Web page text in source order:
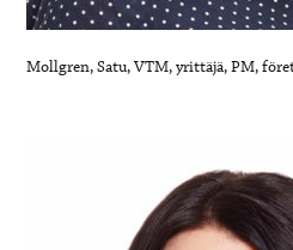
Mollgren, Satu, VTM, yrittäjä, PM,